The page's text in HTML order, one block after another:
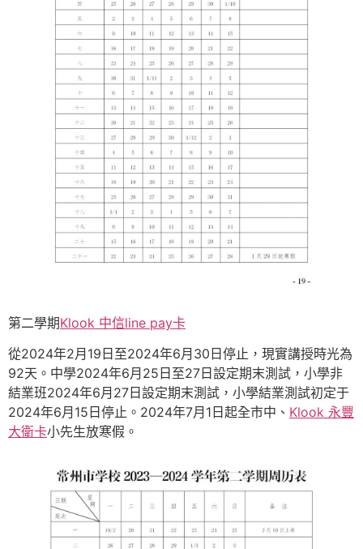
第二學期Klook 中信line pay卡
從2024年2月19日至2024年6月30日停止，現實講授時光為
92天。中學2024年6月25日至27日設定期末測試，小學非
結業班2024年6月27日設定期末測試，小學結業測試初定于
2024年6月15日停止。2024年7月1日起全市中、 Klook 永豐
大衛卡小先生放寒假。